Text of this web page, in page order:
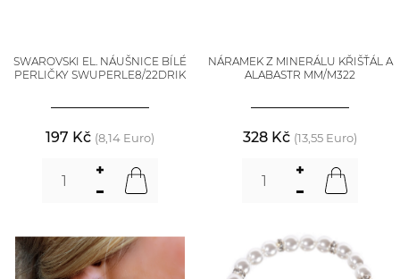
SWAROVSKI EL. NÁUŠNICE BÍLÉ
PERLIČKY SWUPERLE8/22DRIK
197 Kč (8,14 Euro)
NÁRAMEK Z MINERÁLU KŘIŠŤÁL A
ALABASTR MM/M322
328 Kč (13,55 Euro)